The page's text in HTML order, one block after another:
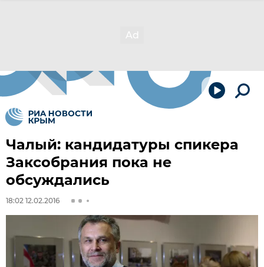
Чалый: кандидатуры спикера
Заксобрания пока не
обсуждались
18:02 12.02.2016